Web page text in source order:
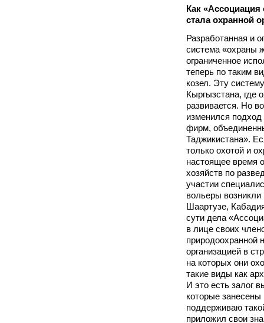
Как «Ассоциация
стала охранной
Разработанная и
система «охраны
ограниченное
теперь по таким
козел. Эту
Кыргызстана, где
развивается. Но
изменился подход
фирм,
Таджикистана».
только охотой и
настоящее время
хозяйств по
участии
вольеры возникли
Шаартузе,
сути дела
в лице своих
природоохранной
организацией в
на которых они
такие виды как
И это есть залог
которые занесены
поддерживаю
приложил свои